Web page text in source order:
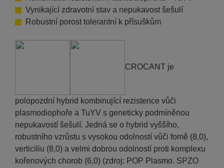
Vynikající zdravotní stav a nepukavost šešulí
Robustní porost tolerantní k přísuškům
CROCANT je
polopozdní hybrid kombinující rezistence vůči
plasmodiophoře a TuYV s geneticky podmíněnou
nepukavostí šešulí. Jedná se o hybrid vyššího,
robustního vzrůstu s vysokou odolností vůči fomě (8,0),
verticiliu (8,0) a velmi dobrou odolností proti komplexu
kořenových chorob (6,0) (zdroj: POP Plasmo. SPZO